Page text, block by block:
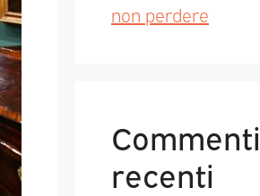
non perdere
Commenti
recenti